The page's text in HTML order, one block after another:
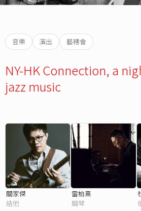
音樂 演出 藝穗會
NY-HK Connection, a
jazz music
關家傑
結他
雷柏熹
鋼琴